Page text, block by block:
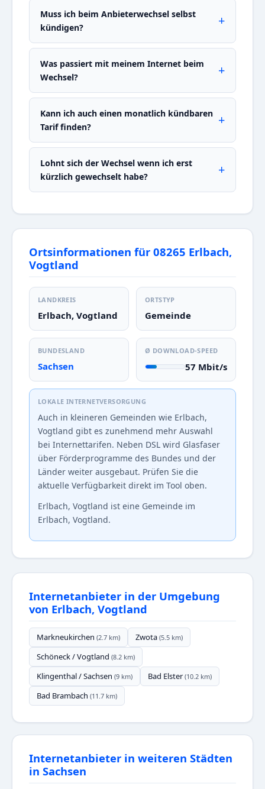
Muss ich beim Anbieterwechsel selbst
kündigen?
Was passiert mit meinem Internet beim
Wechsel?
Kann ich auch einen monatlich kündbaren
Tarif finden?
Lohnt sich der Wechsel wenn ich erst
kürzlich gewechselt habe?
Ortsinformationen für 08265 Erlbach,
Vogtland
LANDKREIS
Erlbach, Vogtland
ORTSTYP
Gemeinde
BUNDESLAND
Sachsen
Ø DOWNLOAD-SPEED
57 Mbit/s
LOKALE INTERNETVERSORGUNG
Auch in kleineren Gemeinden wie Erlbach,
Vogtland gibt es zunehmend mehr Auswahl
bei Internettarifen. Neben DSL wird Glasfaser
über Förderprogramme des Bundes und der
Länder weiter ausgebaut. Prüfen Sie die
aktuelle Verfügbarkeit direkt im Tool oben.
Erlbach, Vogtland ist eine Gemeinde im
Erlbach, Vogtland.
Internetanbieter in der Umgebung
von Erlbach, Vogtland
Markneukirchen (2.7 km) Zwota (5.5 km)
Schöneck / Vogtland (8.2 km)
Klingenthal / Sachsen (9 km) Bad Elster(10.2 km)
Bad Brambach (11.7 km)
Internetanbieter in weiteren Städten
in Sachsen